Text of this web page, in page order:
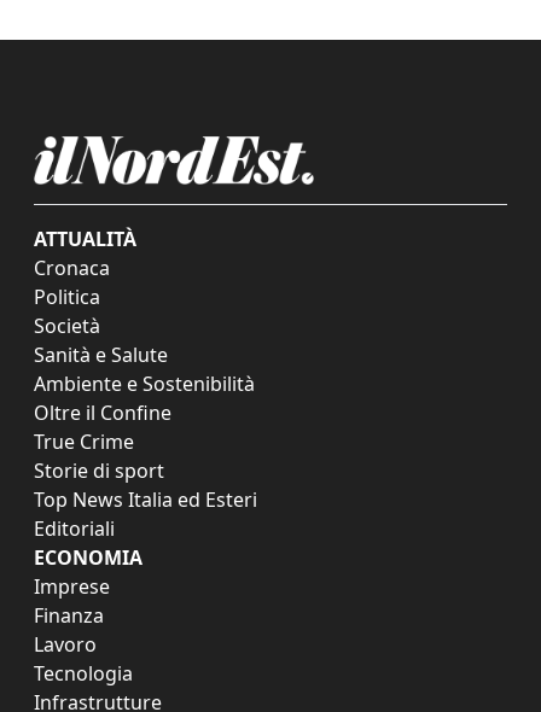
ATTUALITÀ
Cronaca
Politica
Società
Sanità e Salute
Ambiente e Sostenibilità
Oltre il Confine
True Crime
Storie di sport
Top News Italia ed Esteri
Editoriali
ECONOMIA
Imprese
Finanza
Lavoro
Tecnologia
Infrastrutture